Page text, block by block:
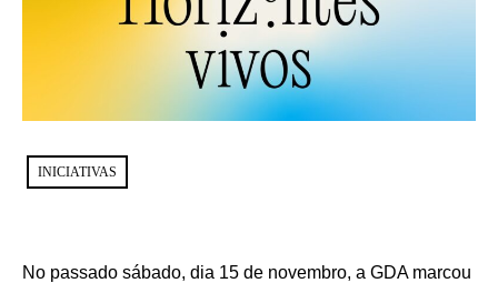
INICIATIVAS
No passado sábado, dia 15 de novembro, a GDA marcou